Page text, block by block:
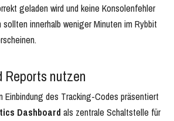
geladen wird und keine Konsolenfehler
innerhalb weniger Minuten im Rybbit
Reports nutzen
Einbindung des Tracking-Codes präsentiert
Dashboard als zentrale Schaltstelle für